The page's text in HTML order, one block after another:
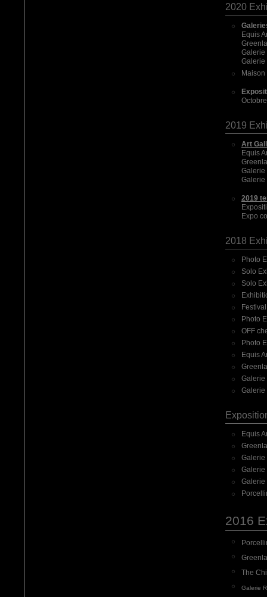
2020
Equis
Galerie
Galerie
2019
Art
Equis
Galerie
Galerie
2019
Expo
2018
Photo
Solo
Solo
Photo
OFF
Photo
Equis
Galerie
Galerie
Equis
Galerie
Galerie
Galerie
2016
The
Galerie